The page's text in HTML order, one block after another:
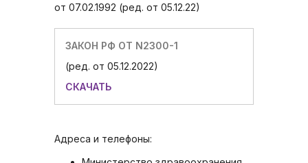
от 07.02.1992 (ред. от 05.12.22)
ЗАКОН РФ ОТ N2300-1
(ред. от 05.12.2022)
СКАЧАТЬ
Адреса и телефоны: